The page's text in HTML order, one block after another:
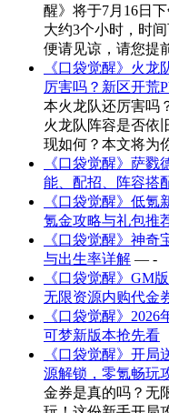
醒》将于7月16日
大约3个小时，时
便请见谅，请您提
《口袋觉醒》火
厉害吗？新区开荒
本火龙队还厉害吗
火龙队阵容是否依
现如何？本文将为
《口袋觉醒》萨
能、配招、阵容搭
《口袋觉醒》低
氪金攻略与礼包推
《口袋觉醒》神奇
与出生率详解 — -
《口袋觉醒》GM
无限资源内购代金
《口袋觉醒》
可梦新版本抢先看
《口袋觉醒》开
源解锁，零氪畅玩
金券是真的吗？无